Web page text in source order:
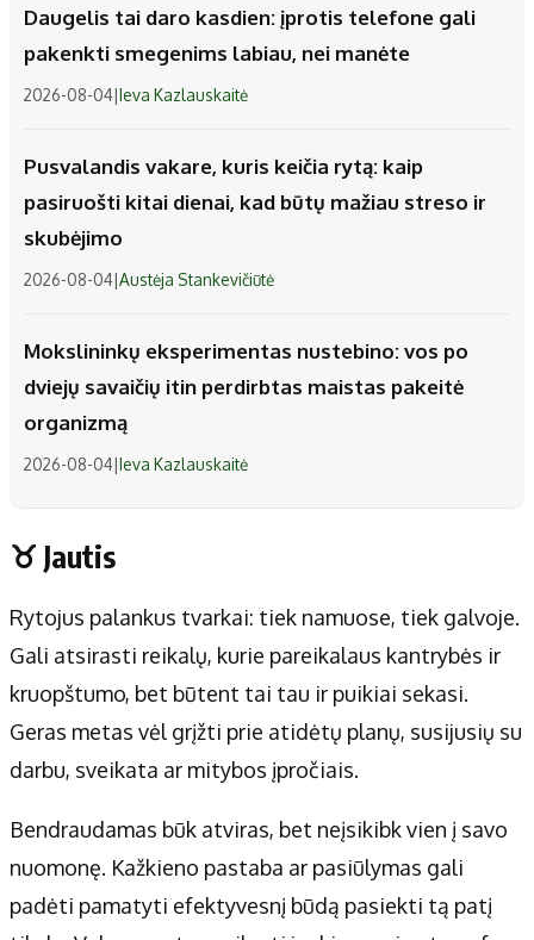
Daugelis tai daro kasdien: įprotis telefone gali
pakenkti smegenims labiau, nei manėte
2026-08-04|Ieva Kazlauskaitė
Pusvalandis vakare, kuris keičia rytą: kaip
pasiruošti kitai dienai, kad būtų mažiau streso ir
skubėjimo
2026-08-04|Austėja Stankevičiūtė
Mokslininkų eksperimentas nustebino: vos po
dviejų savaičių itin perdirbtas maistas pakeitė
organizmą
2026-08-04|Ieva Kazlauskaitė
♉ Jautis
Rytojus palankus tvarkai: tiek namuose, tiek galvoje.
Gali atsirasti reikalų, kurie pareikalaus kantrybės ir
kruopštumo, bet būtent tai tau ir puikiai sekasi.
Geras metas vėl grįžti prie atidėtų planų, susijusių su
darbu, sveikata ar mitybos įpročiais.
Bendraudamas būk atviras, bet neįsikibk vien į savo
nuomonę. Kažkieno pastaba ar pasiūlymas gali
padėti pamatyti efektyvesnį būdą pasiekti tą patį